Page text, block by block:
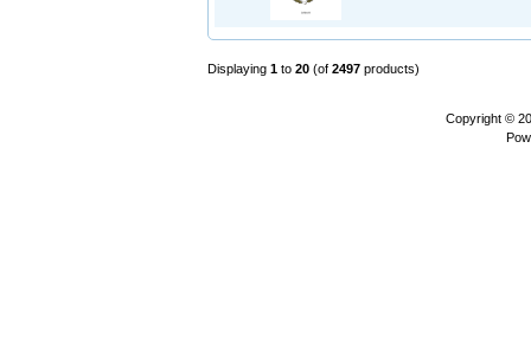
Displaying 1 to 20 (of 2497 products)
Copyright ©